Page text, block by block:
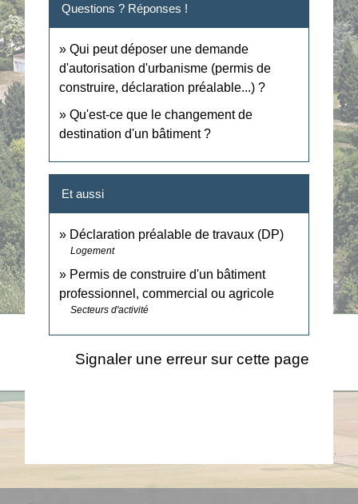
Questions ? Réponses !
Qui peut déposer une demande
d'autorisation d'urbanisme (permis de
construire, déclaration préalable...) ?
Qu'est-ce que le changement de
destination d'un bâtiment ?
Et aussi
Déclaration préalable de travaux (DP)
Logement
Permis de construire d'un bâtiment
professionnel, commercial ou agricole
Secteurs d'activité
Signaler une erreur sur cette page